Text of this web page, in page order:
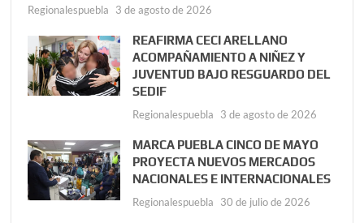
Regionalespuebla 3 de agosto de 2026
REAFIRMA CECI ARELLANO
ACOMPAÑAMIENTO A NIÑEZ Y
JUVENTUD BAJO RESGUARDO DEL
SEDIF
Regionalespuebla 3 de agosto de 2026
MARCA PUEBLA CINCO DE MAYO
PROYECTA NUEVOS MERCADOS
NACIONALES E INTERNACIONALES
Regionalespuebla 30 de julio de 2026